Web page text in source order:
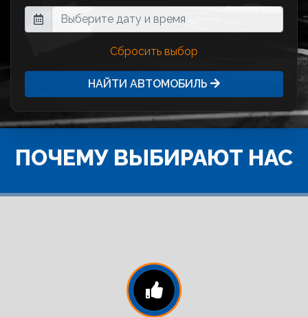
Сбросить выбор
НАЙТИ АВТОМОБИЛЬ
ПОЧЕМУ ВЫБИРАЮТ НАС